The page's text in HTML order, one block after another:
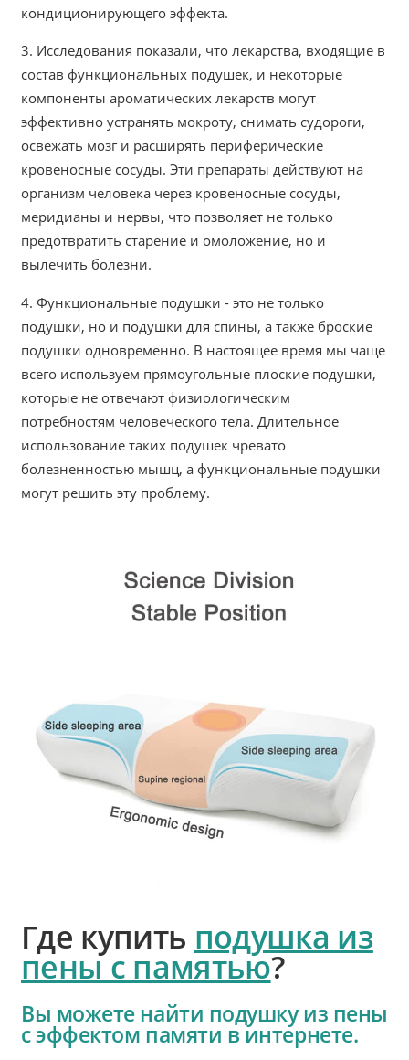
кондиционирующего эффекта.
3. Исследования показали, что лекарства, входящие в
состав функциональных подушек, и некоторые
компоненты ароматических лекарств могут
эффективно устранять мокроту, снимать судороги,
освежать мозг и расширять периферические
кровеносные сосуды. Эти препараты действуют на
организм человека через кровеносные сосуды,
меридианы и нервы, что позволяет не только
предотвратить старение и омоложение, но и
вылечить болезни.
4. Функциональные подушки - это не только
подушки, но и подушки для спины, а также броские
подушки одновременно. В настоящее время мы чаще
всего используем прямоугольные плоские подушки,
которые не отвечают физиологическим
потребностям человеческого тела. Длительное
использование таких подушек чревато
болезненностью мышц, а функциональные подушки
могут решить эту проблему.
Где купить подушка из
пены с памятью?
Вы можете найти подушку из пены
с эффектом памяти в интернете.